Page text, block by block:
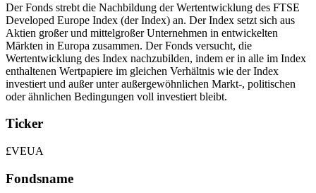
Der Fonds strebt die Nachbildung der Wertentwicklung des FTSE
Developed Europe Index (der Index) an. Der Index setzt sich aus
Aktien großer und mittelgroßer Unternehmen in entwickelten
Märkten in Europa zusammen. Der Fonds versucht, die
Wertentwicklung des Index nachzubilden, indem er in alle im Index
enthaltenen Wertpapiere im gleichen Verhältnis wie der Index
investiert und außer unter außergewöhnlichen Markt-, politischen
oder ähnlichen Bedingungen voll investiert bleibt.
Ticker
£VEUA
Fondsname